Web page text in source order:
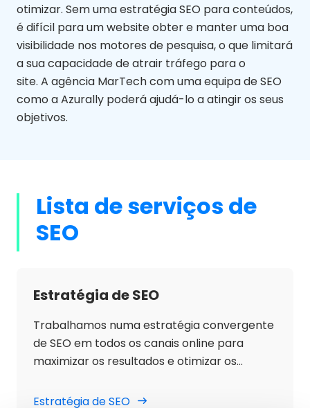
otimizar. Sem uma estratégia SEO para conteúdos,
é difícil para um website obter e manter uma boa
visibilidade nos motores de pesquisa, o que limitará
a sua capacidade de atrair tráfego para o
site. A agência MarTechcom uma equipa de SEO
como a Azurally poderá ajudá-lo a atingir os seus
objetivos.
Lista de serviços de
SEO
Estratégia de SEO
Trabalhamos numa estratégia convergente
de SEO em todos os canais online para
maximizar os resultados e otimizar os
orgânico, a visibilidade nos motores de
Estratégia de SEO